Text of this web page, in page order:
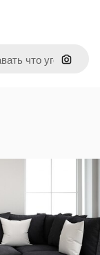
Поиск